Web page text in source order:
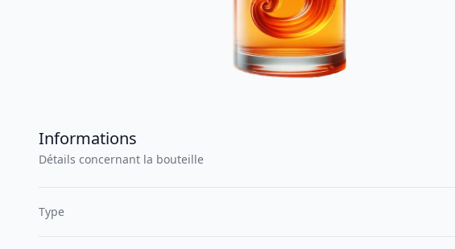
Informations
Détails concernant la bouteille
Type